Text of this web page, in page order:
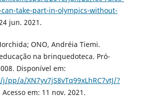
take-part-in-olympics-without-
jun. 2021.
ONO, Andréia Tiemi.
na brinquedoteca. Pró-
Disponível em:
a/XN7yv7jS8vTq99xLhRC7vtJ/?
em: 11 nov. 2021.